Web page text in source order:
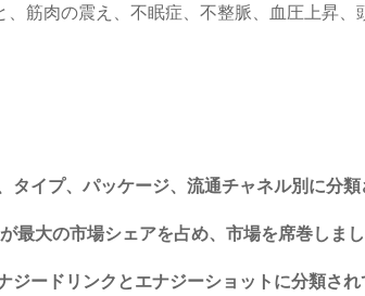
筋肉の震え、不眠症、不整脈、血圧上昇、
イプ、パッケージ、流通チャネル別に分類
最大の市場シェアを占め、市場を席巻しまし
ジードリンクとエナジーショットに分類され